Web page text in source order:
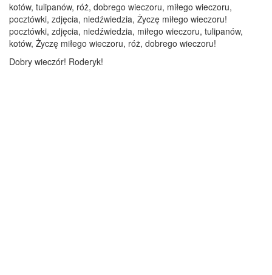
kotów, tulipanów, róż, dobrego wieczoru, miłego wieczoru,
pocztówki, zdjęcia, niedźwiedzia, Życzę miłego wieczoru!
pocztówki, zdjęcia, niedźwiedzia, miłego wieczoru, tulipanów,
kotów, Życzę miłego wieczoru, róż, dobrego wieczoru!
Dobry wieczór! Roderyk!